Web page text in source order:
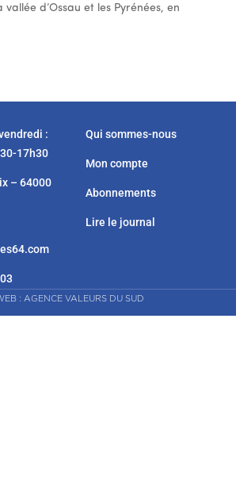
d’Ossau et les Pyrénées, en
:
17h30
– 64000
Qui sommes-nous
Mon compte
Abonnements
Lire le journal
: AGENCE VALEURS DU SUD